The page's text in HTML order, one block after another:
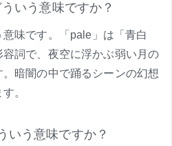
いう意味ですか？
意味です。「pale」は「青白
詞で、夜空に浮かぶ弱い月の
暗闇の中で踊るシーンの幻想
。
いう意味ですか？